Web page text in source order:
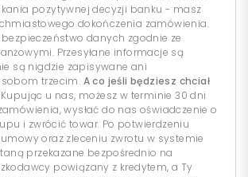
pozytywnej decyzji banku - masz
dokończenia zamówienia.
danych zgodnie ze
Przesyłane informacje są
są nigdzie zapisywane ani
trzecim. A co jeśli będziesz chciał
Kupując u nas, możesz w terminie 30 dni
wysłać do nas oświadczenie o
i zwrócić towar. Po potwierdzeniu
oraz zleceniu zwrotu w systemie
przekazane bezpośrednio na
powiązany z kredytem, a Ty